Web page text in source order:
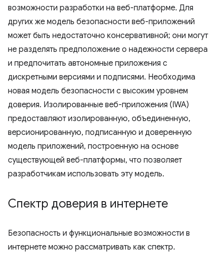
возможности разработки на веб-платформе. Для
других же модель безопасности веб-приложений
может быть недостаточно консервативной; они могут
не разделять предположение о надежности сервера
и предпочитать автономные приложения с
дискретными версиями и подписями. Необходима
новая модель безопасности с высоким уровнем
доверия. Изолированные веб-приложения (IWA)
предоставляют изолированную, объединенную,
версионированную, подписанную и доверенную
модель приложений, построенную на основе
существующей веб-платформы, что позволяет
разработчикам использовать эту модель.
Спектр доверия в интернете
Безопасность и функциональные возможности в
интернете можно рассматривать как спектр.